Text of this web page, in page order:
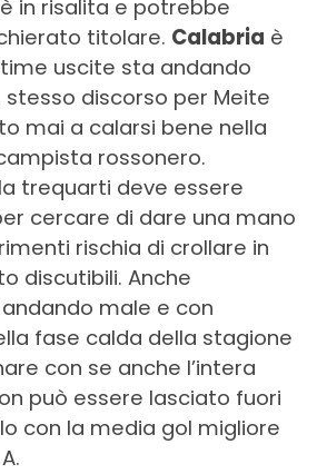
in risalita e potrebbe
titolare. Calabria è
uscite sta andando
discorso per Meite
mai a calarsi bene nella
rossonero.
trequarti deve essere
cercare di dare una mano
rischia di crollare in
discutibili. Anche
male e con
fase calda della stagione
con se anche l’intera
può essere lasciato fuori
con la media gol migliore